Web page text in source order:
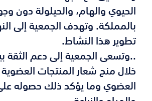
الحيوي والهام، والحيلولة دون
بالمملكة. وتهدف الجمعية إلى
تطوير هذا النشاط.
..وتسعى الجمعية إلى دعم الثقة
خلال منح شعار المنتجات
العضوي وما يؤكد ذلك حصوله